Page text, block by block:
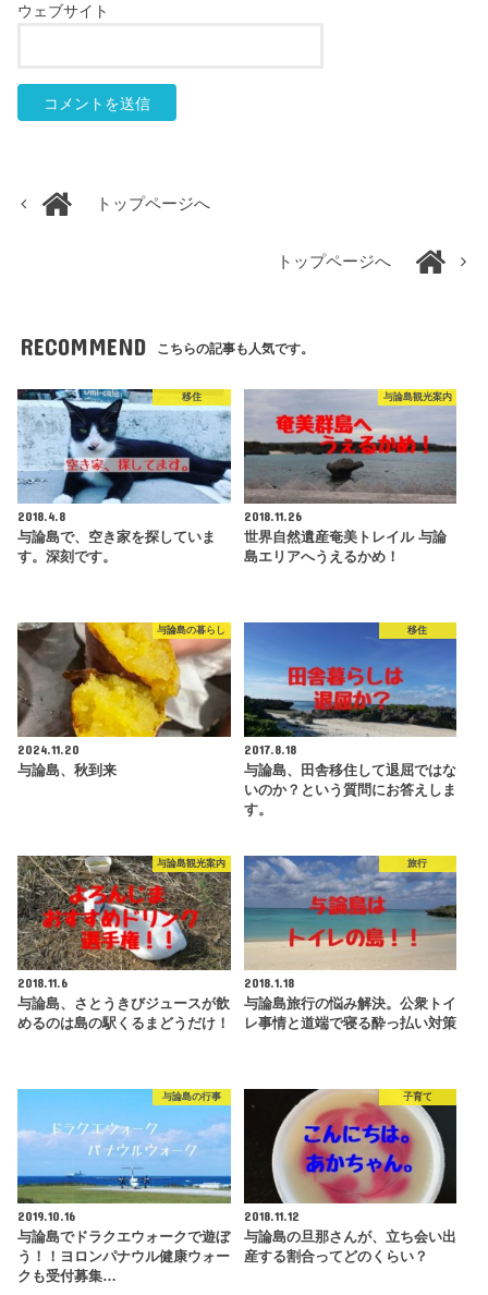
ウェブサイト
トップページへ
トップページへ
RECOMMEND こちらの記事も人気です。
移住
2018.4.8
与論島で、空き家を探していま
す。深刻です。
与論島観光案内
2018.11.26
世界自然遺産奄美トレイル 与論
島エリアへうえるかめ！
与論島の暮らし
2024.11.20
与論島、秋到来
移住
2017.8.18
与論島、田舎移住して退屈ではな
いのか？という質問にお答えしま
す。
与論島観光案内
2018.11.6
与論島、さとうきびジュースが飲
めるのは島の駅くるまどうだけ！
旅行
2018.1.18
与論島旅行の悩み解決。公衆トイ
レ事情と道端で寝る酔っ払い対策
与論島の行事
2019.10.16
与論島でドラクエウォークで遊ぼ
う！！ヨロンパナウル健康ウォー
クも受付募集…
子育て
2018.11.12
与論島の旦那さんが、立ち会い出
産する割合ってどのくらい？